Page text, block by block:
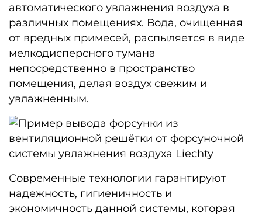
автоматического увлажнения воздуха в
различных помещениях. Вода, очищенная
от вредных примесей, распыляется в виде
мелкодисперсного тумана
непосредственно в пространство
помещения, делая воздух свежим и
увлажненным.
Современные технологии гарантируют
надежность, гигиеничность и
экономичность данной системы, которая